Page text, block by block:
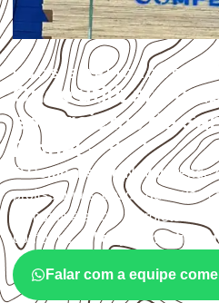
USOS E APLICAÇÕES
Onde utilizar
em projetos de
Pinhal – SP?
OCompensado Navalatende
profissionais, desde que suas
compatíveis com o projeto. A
conformeaplicação, medida,
Falar com a equipe